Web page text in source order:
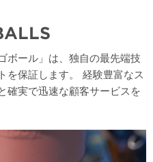
ボール」は、独自の最先端技
を保証します。 経験豊富なス
確実で迅速な顧客サービスを